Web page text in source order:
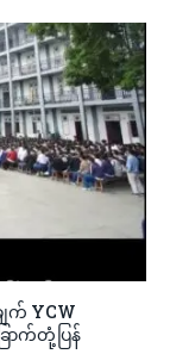
က် YCW
ောက်တုံ့ပြန်